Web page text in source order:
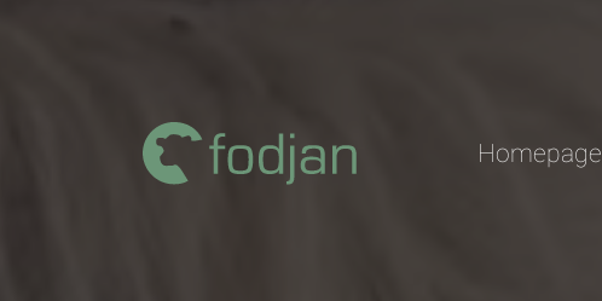
Homepage